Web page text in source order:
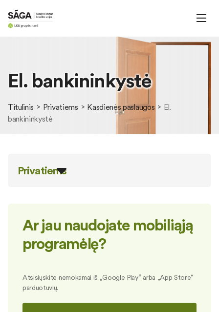
El. bankininkystė
Titulinis Privatiems Kasdienės paslaugos
El.
bankininkystė
Privatiems
Ar jau naudojate mobiliąją
programėlę?
Atsisiųskite nemokamai iš „Google Play“ arba „App Store“
parduotuvių.